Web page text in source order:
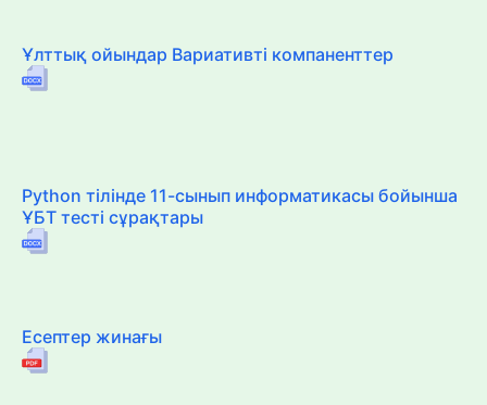
Ұлттық ойындар Вариативті компаненттер
Python тілінде 11-сынып информатикасы бойынша
ҰБТ тесті сұрақтары
Есептер жинағы